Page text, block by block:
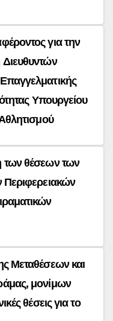
για την
Υπουργείου
θέσεων των
Μεταθέσεων και
μονίμων
θέσεις για το